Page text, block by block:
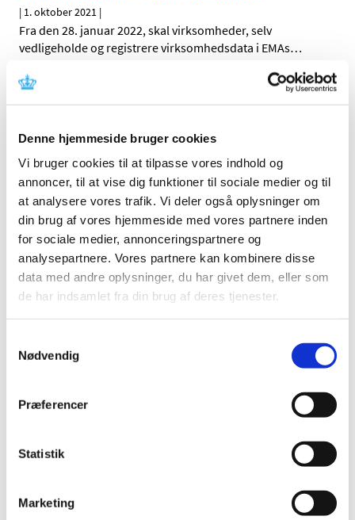
Denne hjemmeside bruger cookies
Vi bruger cookies til at tilpasse vores indhold og
annoncer, til at vise dig funktioner til sociale medier og til
at analysere vores trafik. Vi deler også oplysninger om
din brug af vores hjemmeside med vores partnere inden
for sociale medier, annonceringspartnere og
analysepartnere. Vores partnere kan kombinere disse
data med andre oplysninger, du har givet dem, eller som
de har indsamlet fra din brug af deres tjenester.
Nødvendig
Præferencer
Statistik
Marketing
| 1. oktober 2021 |
Fra den 28. januar 2022, skal virksomheder, selv
vedligeholde og registrere virksomhedsdata i EMAs…
Forrige 3
Alle (2506)
2026 (84)
2025 (158)
2024 (224)
2023 (195)
november (51)
august (33)
juni (49)
april (31)